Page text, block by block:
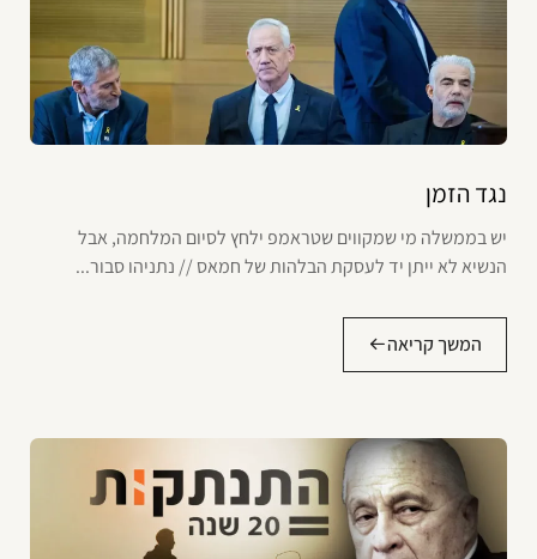
נגד הזמן
יש בממשלה מי שמקווים שטראמפ ילחץ לסיום המלחמה, אבל
הנשיא לא ייתן יד לעסקת הבלהות של חמאס // נתניהו סבור...
המשך קריאה